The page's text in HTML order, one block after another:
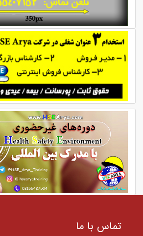
تماس با ما